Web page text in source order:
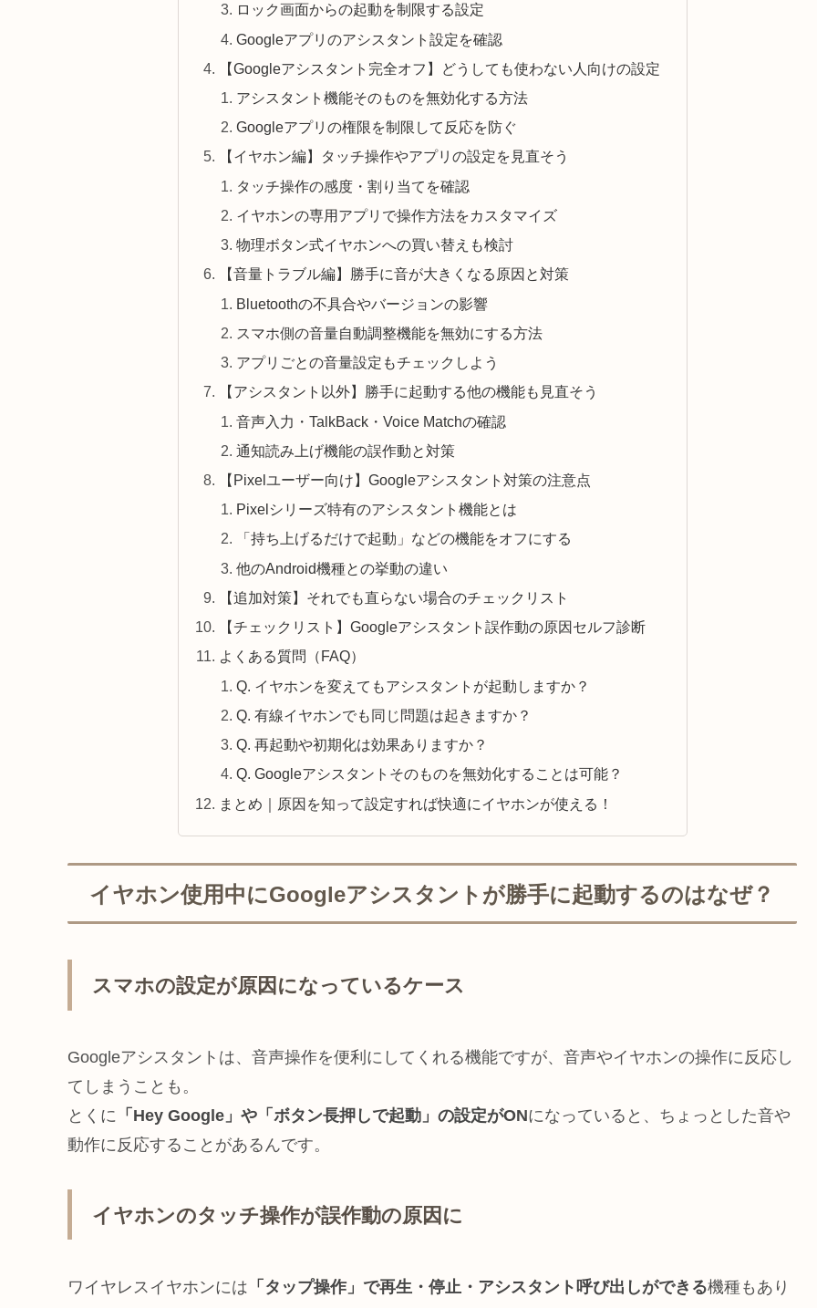
ロック画面からの起動を制限する設定
Googleアプリのアシスタント設定を確認
【Googleアシスタント完全オフ】どうしても使わない人向けの設定
アシスタント機能そのものを無効化する方法
Googleアプリの権限を制限して反応を防ぐ
【イヤホン編】タッチ操作やアプリの設定を見直そう
タッチ操作の感度・割り当てを確認
イヤホンの専用アプリで操作方法をカスタマイズ
物理ボタン式イヤホンへの買い替えも検討
【音量トラブル編】勝手に音が大きくなる原因と対策
Bluetoothの不具合やバージョンの影響
スマホ側の音量自動調整機能を無効にする方法
アプリごとの音量設定もチェックしよう
【アシスタント以外】勝手に起動する他の機能も見直そう
音声入力・TalkBack・Voice Matchの確認
通知読み上げ機能の誤作動と対策
【Pixelユーザー向け】Googleアシスタント対策の注意点
Pixelシリーズ特有のアシスタント機能とは
「持ち上げるだけで起動」などの機能をオフにする
他のAndroid機種との挙動の違い
【追加対策】それでも直らない場合のチェックリスト
【チェックリスト】Googleアシスタント誤作動の原因セルフ診断
よくある質問（FAQ）
Q. イヤホンを変えてもアシスタントが起動しますか？
Q. 有線イヤホンでも同じ問題は起きますか？
Q. 再起動や初期化は効果ありますか？
Q. Googleアシスタントそのものを無効化することは可能？
まとめ｜原因を知って設定すれば快適にイヤホンが使える！
イヤホン使用中にGoogleアシスタントが勝手に起動するのはなぜ？
スマホの設定が原因になっているケース
Googleアシスタントは、音声操作を便利にしてくれる機能ですが、音声やイヤホンの操作に反応し
てしまうことも。
とくに 「Hey Google」や「ボタン長押しで起動」の設定がONになっていると、ちょっとした音や
動作に反応することがあるんです。
イヤホンのタッチ操作が誤作動の原因に
ワイヤレスイヤホンには 「タップ操作」で再生・停止・アシスタント呼び出しができる機種もあり